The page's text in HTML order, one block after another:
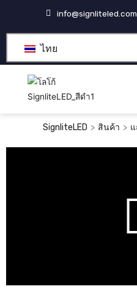
内
info@signliteled.com
ไทย
SignliteLED > สินค้า >